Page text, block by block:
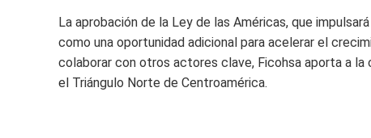
La aprobación de la Ley de las Américas, que
como una oportunidad adicional para acelerar el
colaborar con otros actores clave, Ficohsa aporta a
el Triángulo Norte de Centroamérica.